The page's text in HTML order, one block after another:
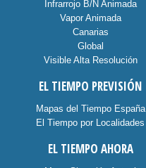
Infrarrojo B/N Animada
Vapor Animada
Canarias
Global
Visible Alta Resolución
EL TIEMPO PREVISIÓN
Mapas del Tiempo España
El Tiempo por Localidades
EL TIEMPO AHORA